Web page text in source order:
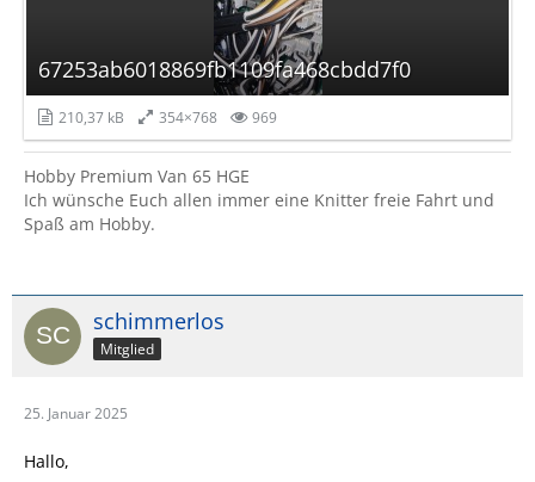
67253ab6018869fb1109fa468cbdd7f0
210,37 kB 354×768 969
Hobby Premium Van 65 HGE
Ich wünsche Euch allen immer eine Knitter freie Fahrt und
Spaß am Hobby.
schimmerlos
Mitglied
25. Januar 2025
Hallo,